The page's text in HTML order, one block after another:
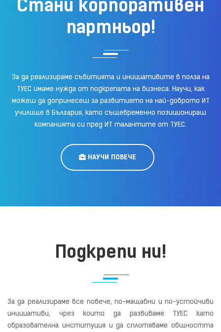
Стани корпоративен
партньор!
За да реализираме събитията и инициативите в полза на
ТУЕС имаме нужда от подкрепата на бизнеса. Научи, как
можеш да допринесеш за развитието на най-доброто ИТ
училище в България, като същевременно позиционираш
компанията си пред ИТ талантите от ТУЕС.
НАУЧИ ПОВЕЧЕ
Подкрепи ни!
За да реализираме все повече, по-мащабни и по-устойчиви
инициативи, чрез които да развиваме ТУЕС като
образователна институция и да сплотяваме общността